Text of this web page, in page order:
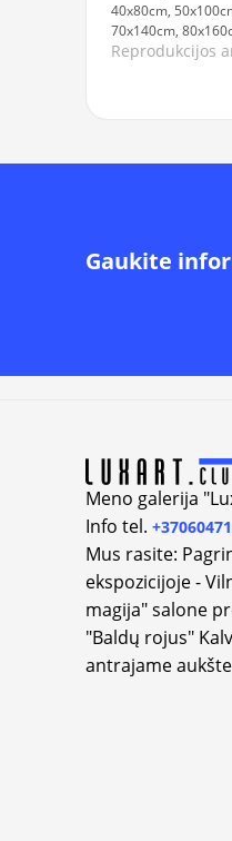
40x80cm,
70x140cm,
Reprodukcijos
Gaukite
Meno galerija
Info tel.
Mus rasite:
ekspozicijoje -
magija" salone
"Baldų rojus"
antrajame